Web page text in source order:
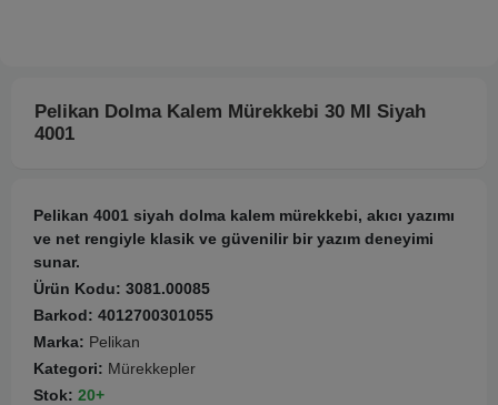
Pelikan Dolma Kalem Mürekkebi 30 Ml Siyah
4001
Pelikan 4001 siyah dolma kalem mürekkebi, akıcı yazımı
ve net rengiyle klasik ve güvenilir bir yazım deneyimi
sunar.
Ürün Kodu: 3081.00085
Barkod: 4012700301055
Marka: Pelikan
Kategori: Mürekkepler
Stok: 20+